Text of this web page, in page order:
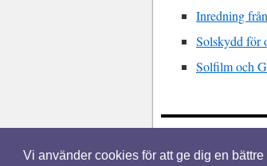
Vi använder cookies för att ge dig en
Inredning
Solskydd för
Solfilm och
Design by: WordPress